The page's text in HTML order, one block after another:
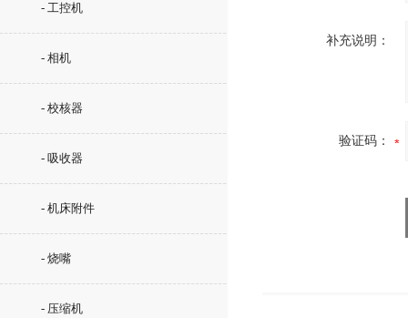
- 工控机
- 相机
- 校核器
- 吸收器
- 机床附件
- 烧嘴
- 压缩机
补充说明：
验证码：